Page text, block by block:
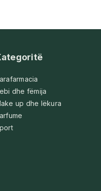
dhe fëmija
up dhe lëkura